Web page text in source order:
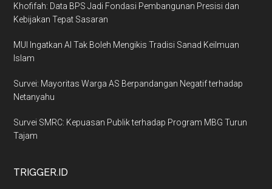
Khofifah: Data BPS Jadi Fondasi Pembangunan Presisi dan
Kebijakan Tepat Sasaran
MUI Ingatkan AI Tak Boleh Mengikis Tradisi Sanad Keilmuan
Islam
Survei: Mayoritas Warga AS Berpandangan Negatif terhadap
Netanyahu
Survei SMRC: Kepuasan Publik terhadap Program MBG Turun
Tajam
TRIGGER.ID